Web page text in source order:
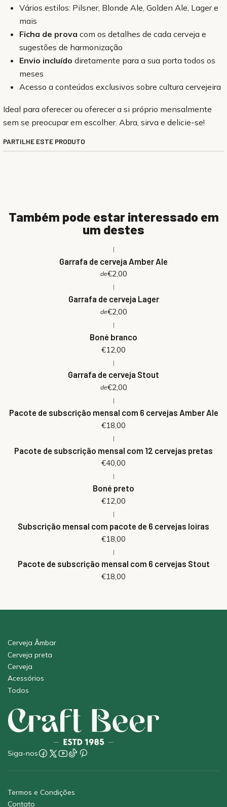
Vários estilos: Pilsner, Blonde Ale, Golden Ale, Lager e
mais
Ficha de prova com os detalhes de cada cerveja e
sugestões de harmonização
Envio incluído diretamente para a sua porta todos os
meses
Acesso a conteúdos exclusivos sobre cultura cervejeira
Ideal para oferecer ou oferecer a si próprio mensalmente
sem se preocupar em escolher. Abra, sirva e delicie-se!
PARTILHE ESTE PRODUTO
Também pode estar interessado em
um destes
|
Garrafa de cerveja Amber Ale
de€2,00
|
Garrafa de cerveja Lager
de€2,00
|
Boné branco
€12,00
|
Garrafa de cerveja Stout
de€2,00
|
Pacote de subscrição mensal com 6 cervejas Amber Ale
€18,00
|
Pacote de subscrição mensal com 12 cervejas pretas
€40,00
|
Boné preto
€12,00
|
Subscrição mensal com pacote de 6 cervejas loiras
€18,00
|
Pacote de subscrição mensal com 6 cervejas Stout
€18,00
Cerveja Âmbar
Cerveja preta
Cerveja
Acessórios
Todos
Siga-nos
Termos e Condições
Contato